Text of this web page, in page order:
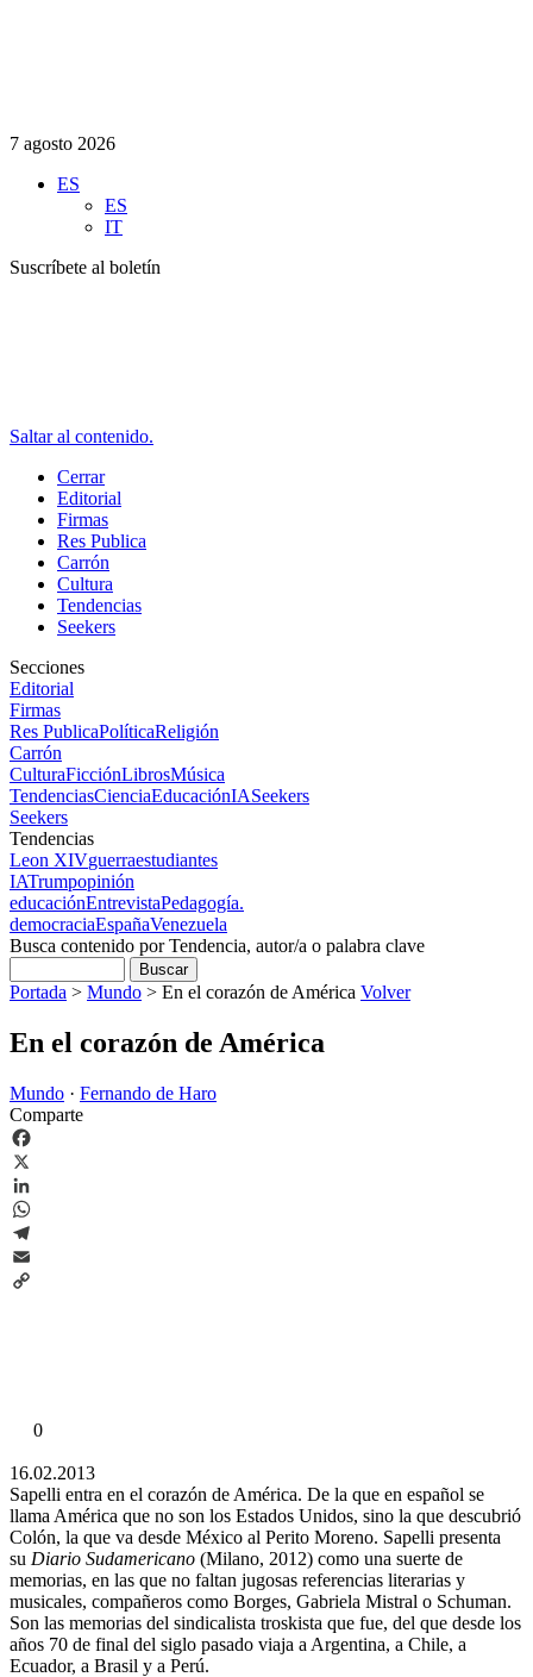
7 agosto 2026
ES
ES
IT
Suscríbete al boletín
Saltar al contenido.
Cerrar
Editorial
Firmas
Res Publica
Carrón
Cultura
Tendencias
Seekers
Secciones
Editorial
Firmas
Res PublicaPolíticaReligión
Carrón
CulturaFicciónLibrosMúsica
TendenciasCienciaEducaciónIASeekers
Seekers
Tendencias
Leon XIVguerraestudiantes
IATrumpopinión
educaciónEntrevistaPedagogía.
democraciaEspañaVenezuela
Busca contenido por Tendencia, autor/a o palabra clave
Portada > Mundo > En el corazón de América Volver
En el corazón de América
Mundo · Fernando de Haro
Comparte
Facebook
X
LinkedIn
WhatsApp
Telegram
Email
0
16.02.2013
Sapelli entra en el corazón de América. De la que en español se
llama América que no son los Estados Unidos, sino la que descubrió
Colón, la que va desde México al Perito Moreno. Sapelli presenta
su Diario Sudamericano (Milano, 2012) como una suerte de
memorias, en las que no faltan jugosas referencias literarias y
musicales, compañeros como Borges, Gabriela Mistral o Schuman.
Son las memorias del sindicalista troskista que fue, del que desde los
años 70 de final del siglo pasado viaja a Argentina, a Chile, a
Ecuador, a Brasil y a Perú.